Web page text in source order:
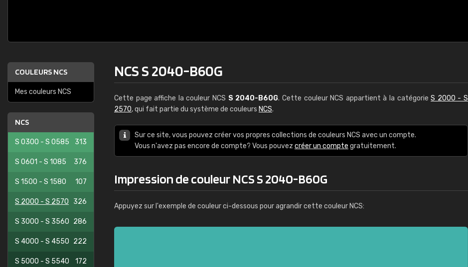
COULEURS NCS
Mes couleurs NCS
NCS
S 0300 - S 0585 313
S 0601 - S 1085 376
S 1500 - S 1580 107
S 2000 - S 2570 326
S 3000 - S 3560 286
S 4000 - S 4550 222
S 5000 - S 5540 172
NCS S 2040-B60G
Cette page affiche la couleur NCS S 2040-B60G. Cette couleur NCS appartient à la catégorieS 2000 - S
2570, qui fait partie du système de couleurs NCS.
Sur ce site, vous pouvez créer vos propres collections de couleurs NCS avec un compte.
Vous n'avez pas encore de compte? Vous pouvez créer un compte gratuitement.
Impression de couleur NCS S 2040-B60G
Appuyez sur l'exemple de couleur ci-dessous pour agrandir cette couleur NCS: